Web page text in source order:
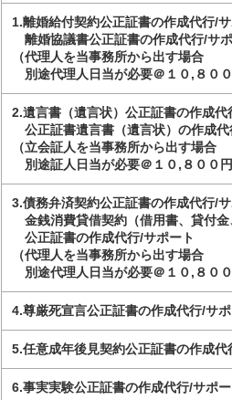
1.離婚給付契約公正証書の作成代行/
離婚協議書公正証書の作成代行/サ
（代理人を当事務所から出す場合
別途代理人日当が必要＠１０,８００
2.遺言書（遺言状）公正証書の作成代
公正証書遺言書（遺言状）の作成代
（立会証人を当事務所から出す場合
別途証人日当が必要＠１０,８００円
3.債務弁済契約公正証書の作成代行/
金銭消費貸借契約（借用書、貸付金
公正証書の作成代行/サポート
（代理人を当事務所から出す場合
別途代理人日当が必要＠１０,８００
4.尊厳死宣言公正証書の作成代行/サ
5.任意成年後見契約公正証書の作成代
6.事実実験公正証書の作成代行/サポー